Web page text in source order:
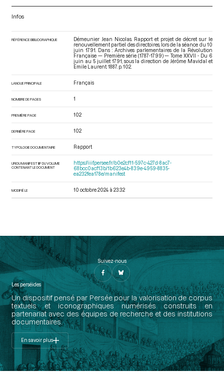
Infos
RÉFÉRENCE BIBLIOGRAPHIQUE
Démeunier Jean Nicolas. Rapport et projet de décret sur le
renouvellement partiel des directoires, lors de la séance du 10
juin 1791. Dans : Archives parlementaires de la Révolution
Française — Première série (1787-1799) — Tome XXVII - Du 6
juin au 5 juillet 1791 , sous la direction de Jérôme Mavidal et
Emile Laurent. 1887. p. 102.
LANGUE PRINCIPALE Français
NOMBRE DE PAGES 1
PREMIÈRE PAGE 102
DERNIÈRE PAGE 102
TYPOLOGIE DOCUMENTAIRE Rapport
URI DU MANIFEST IIIF DU VOLUME
CONTENANT LE DOCUMENT
https://iiif.persee.fr/b0e2cf11-597c-427d-8ac7-
68bcc0acf13b/1b623e4b-839e-4959-8835-
ea232fea178e/manifest
MODIFIÉ LE 10 octobre 2024 à 23:32
Suivez-nous
Les perséides
Un dispositif pensé par Persée pour la valorisation de corpus
textuels et iconographiques numérisés construits en
partenariat avec des équipes de recherche et des institutions
documentaires.
En savoir plus